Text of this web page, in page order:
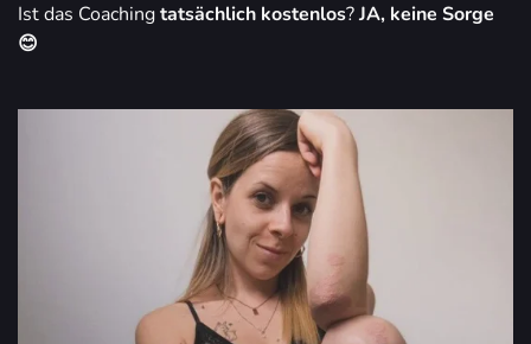
Ist das Coachingtatsächlich kostenlos?JA, keine Sorge
😊